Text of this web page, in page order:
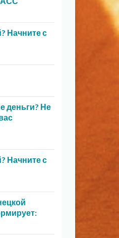
Начните с
деньги? Не
Начните с